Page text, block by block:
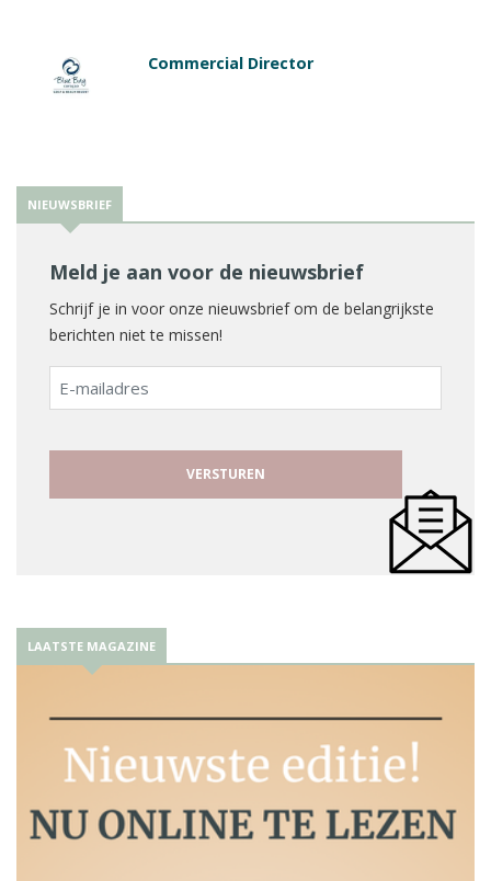
Commercial Director
NIEUWSBRIEF
Meld je aan voor de nieuwsbrief
Schrijf je in voor onze nieuwsbrief om de belangrijkste
berichten niet te missen!
E-
mailadres
LAATSTE MAGAZINE